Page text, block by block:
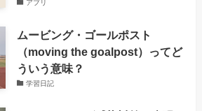
アプリ
ムービング・ゴールポスト
（moving the goalpost）ってど
ういう意味？
学習日記